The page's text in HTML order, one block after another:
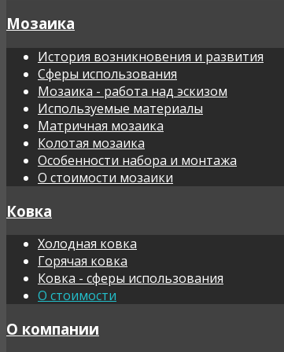
Мозаика
История возникновения и развития
Сферы использования
Мозаика - работа над эскизом
Используемые материалы
Матричная мозаика
Колотая мозаика
Особенности набора и монтажа
О стоимости мозаики
Ковка
Холодная ковка
Горячая ковка
Ковка - сферы использования
О стоимости
О компании